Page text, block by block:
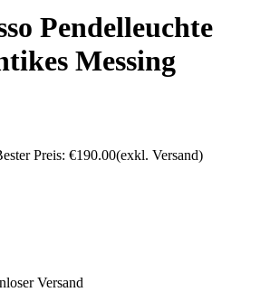
Pendelleuchte
Messing
Preis: €190.00(exkl. Versand)
Versand